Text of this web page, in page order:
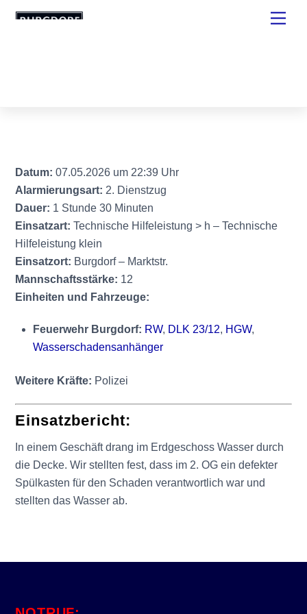
Datum: 07.05.2026 um 22:39 Uhr
Alarmierungsart: 2. Dienstzug
Dauer: 1 Stunde 30 Minuten
Einsatzart: Technische Hilfeleistung > h – Technische
Hilfeleistung klein
Einsatzort: Burgdorf – Marktstr.
Mannschaftsstärke: 12
Einheiten und Fahrzeuge:
Feuerwehr Burgdorf: RW, DLK 23/12, HGW,
Wasserschadensanhänger
Weitere Kräfte: Polizei
Einsatzbericht:
In einem Geschäft drang im Erdgeschoss Wasser durch
die Decke. Wir stellten fest, dass im 2. OG ein defekter
Spülkasten für den Schaden verantwortlich war und
stellten das Wasser ab.